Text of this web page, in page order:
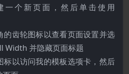
一个新页面，然后单击使用
的齿轮图标以查看页面设置并选
Width 并隐藏页面标题
标以访问我的模板选项卡，然后